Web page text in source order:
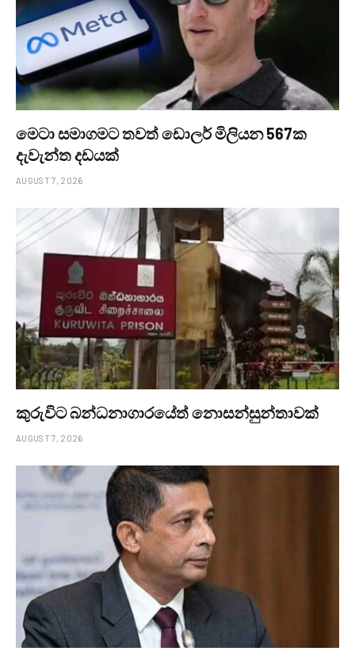
මෙටා සමාගමට තවත් ඩොලර් මිලියන 567ක
දැවැන්ත දඩයක්
AUGUST 7, 2026
කුරුවිට බන්ධනාගාරයේත් නොසන්සුන්තාවක්
AUGUST 7, 2026